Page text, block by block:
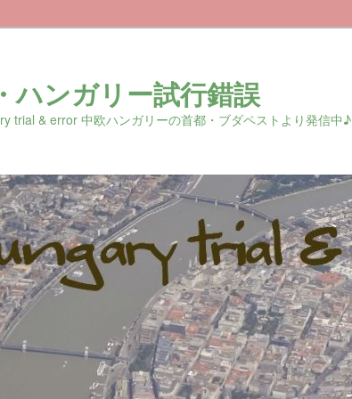
ハンガリー試行錯誤
trial & error 中欧ハンガリーの首都・ブダペストより発信中♪